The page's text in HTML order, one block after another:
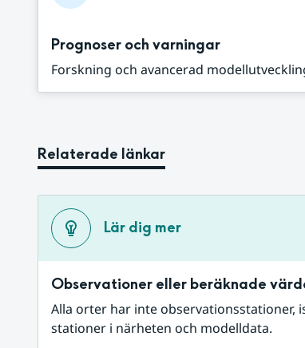
Prognoser och varningar
Forskning och avancerad
Relaterade länkar
Lär dig mer
Observationer eller beräknade
Alla orter har inte observationsstationer,
stationer i närheten och modelldata.